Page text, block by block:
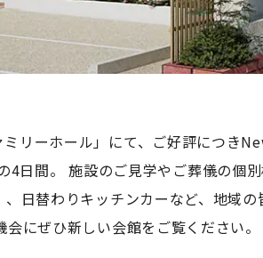
リーホール」にて、ご好評につき
日間。 施設のご見学やご葬儀の個
日替わりキッチンカーなど、地域
にぜひ新しい会館をご覧ください。